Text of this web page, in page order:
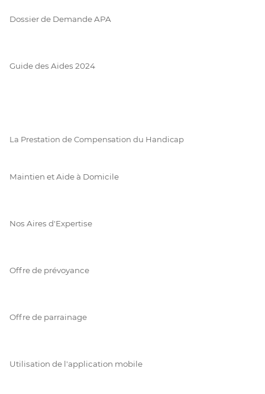
Dossier de Demande APA
Guide des Aides 2024
La Prestation de Compensation du Handicap
Maintien et Aide à Domicile
Nos Aires d'Expertise
Offre de prévoyance
Offre de parrainage
Utilisation de l'application mobile